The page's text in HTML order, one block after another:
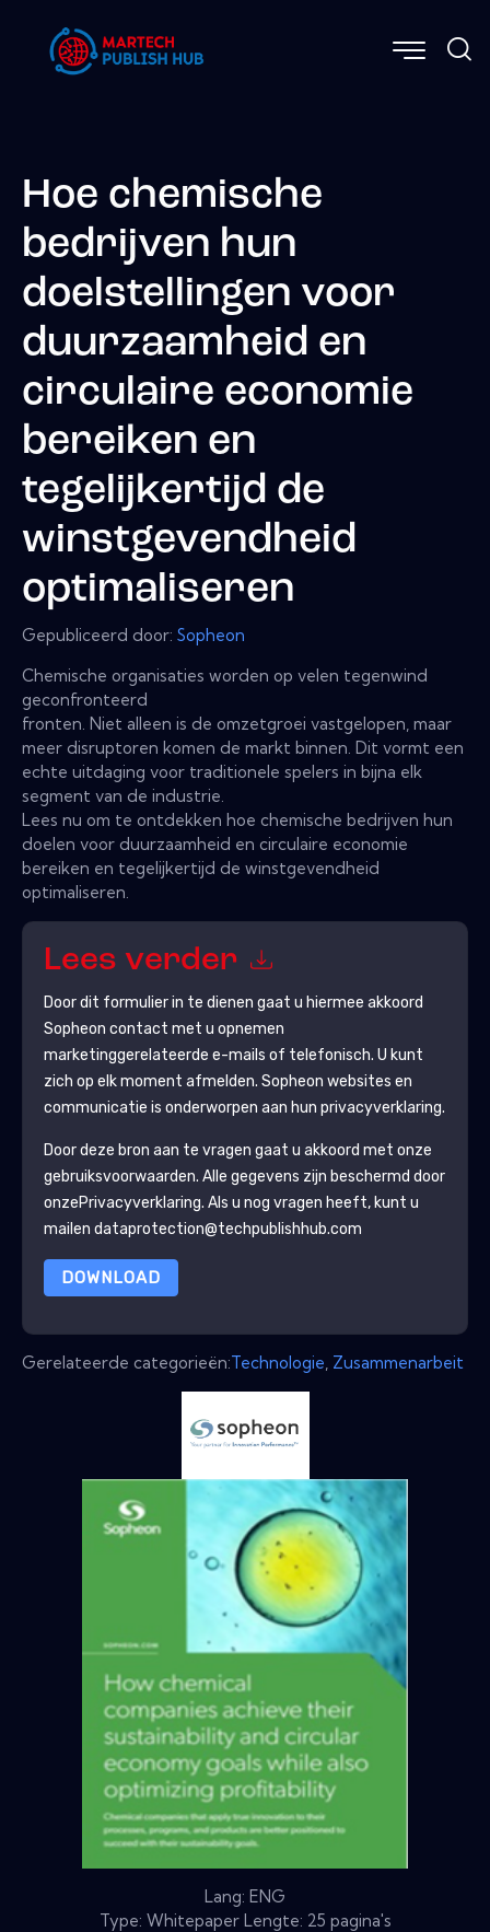
Hoe chemische
bedrijven hun
doelstellingen voor
duurzaamheid en
circulaire economie
bereiken en
tegelijkertijd de
winstgevendheid
optimaliseren
Gepubliceerd door: Sopheon
Chemische organisaties worden op velen tegenwind
geconfronteerd
fronten. Niet alleen is de omzetgroei vastgelopen, maar
meer disruptoren komen de markt binnen. Dit vormt een
echte uitdaging voor traditionele spelers in bijna elk
segment van de industrie.
Lees nu om te ontdekken hoe chemische bedrijven hun
doelen voor duurzaamheid en circulaire economie
bereiken en tegelijkertijd de winstgevendheid
optimaliseren.
Lees verder
Door dit formulier in te dienen gaat u hiermee akkoord
Sopheon contact met u opnemen
marketinggerelateerde e-mails of telefonisch. U kunt
zich op elk moment afmelden. Sopheon websites en
communicatie is onderworpen aan hun privacyverklaring.
Door deze bron aan te vragen gaat u akkoord met onze
gebruiksvoorwaarden. Alle gegevens zijn beschermd door
onzePrivacyverklaring. Als u nog vragen heeft, kunt u
mailen dataprotection@techpublishhub.com
DOWNLOAD
Gerelateerde categorieën:Technologie Zusammenarbeit
Lang: ENG
Type: Whitepaper Lengte: 25 pagina's